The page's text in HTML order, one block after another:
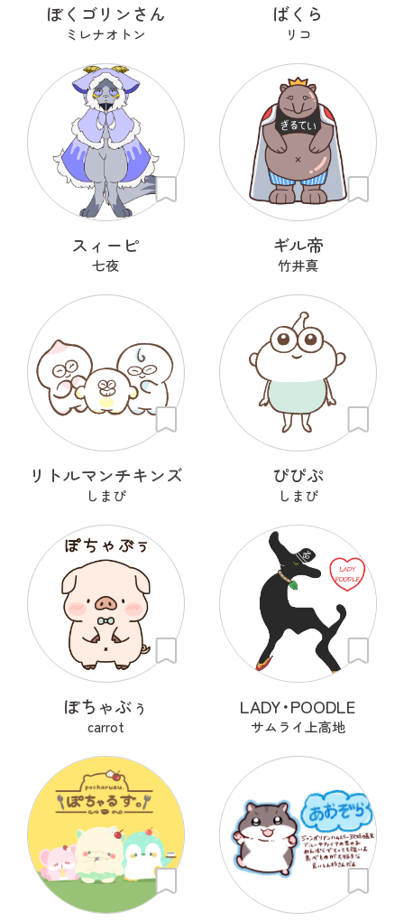
ぼくゴリンさん
ミレナオトン
ばくら
リコ
スィーピ
七夜
ギル帝
竹井真
リトルマンチキンズ
しまぴ
ぴぴぷ
しまぴ
ぽちゃぶぅ
carrot
LADY･POODLE
サムライ上高地